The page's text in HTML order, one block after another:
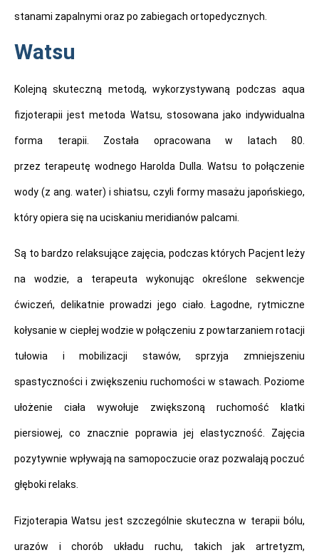
stanami zapalnymi oraz po zabiegach ortopedycznych.
Watsu
Kolejną skuteczną metodą, wykorzystywaną podczas aqua
fizjoterapii jest metoda Watsu, stosowana jako indywidualna
forma terapii. Została opracowana w latach 80.
przez terapeutę wodnego Harolda Dulla. Watsu to połączenie
wody (z ang. water) i shiatsu, czyli formy masażu japońskiego,
który opiera się na uciskaniu meridianów palcami.
Są to bardzo relaksujące zajęcia, podczas których Pacjent leży
na wodzie, a terapeuta wykonując określone sekwencje
ćwiczeń, delikatnie prowadzi jego ciało. Łagodne, rytmiczne
kołysanie w ciepłej wodzie w połączeniu z powtarzaniem rotacji
tułowia i mobilizacji stawów, sprzyja zmniejszeniu
spastyczności i zwiększeniu ruchomości w stawach. Poziome
ułożenie ciała wywołuje zwiększoną ruchomość klatki
piersiowej, co znacznie poprawia jej elastyczność. Zajęcia
pozytywnie wpływają na samopoczucie oraz pozwalają poczuć
głęboki relaks.
Fizjoterapia Watsu jest szczególnie skuteczna w terapii bólu,
urazów i chorób układu ruchu, takich jak artretyzm,